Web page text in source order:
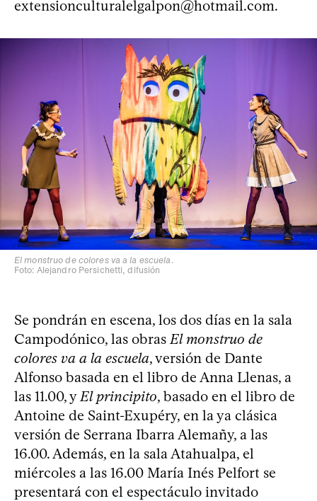
extensionculturalelgalpon@hotmail.com.
El monstruo de colores va a la escuela .
Foto: Alejandro Persichetti, difusión
Se pondrán en escena, los dos días en la sala
Campodónico, las obras El monstruo de
colores va a la escuela, versión de Dante
Alfonso basada en el libro de Anna Llenas, a
las 11.00, y El principito, basado en el libro de
Antoine de Saint-Exupéry, en la ya clásica
versión de Serrana Ibarra Alemañy, a las
16.00. Además, en la sala Atahualpa, el
miércoles a las 16.00 María Inés Pelfort se
presentará con el espectáculo invitado